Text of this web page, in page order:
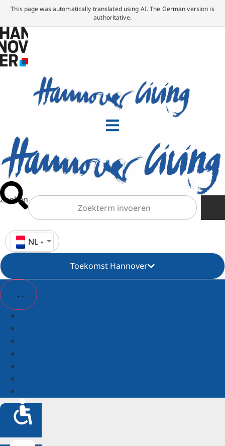
This page was automatically translated using AI. The German version is
authoritative.
Zoeken
NL
Toekomst Hannover